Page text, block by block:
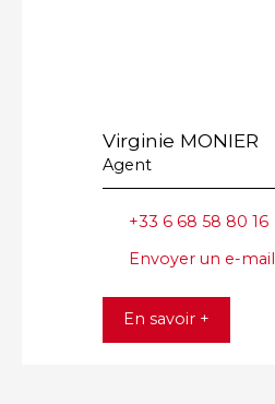
Virginie MONIER
Agent
+33 6 68 58 80 16
Envoyer un e-mail
En savoir +